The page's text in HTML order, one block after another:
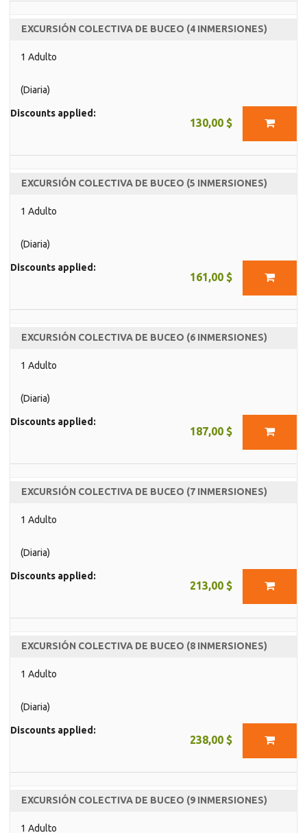
EXCURSIÓN COLECTIVA DE BUCEO (4 INMERSIONES)
1 Adulto
(Diaria)
130,00 $
Discounts applied:
EXCURSIÓN COLECTIVA DE BUCEO (5 INMERSIONES)
1 Adulto
(Diaria)
161,00 $
Discounts applied:
EXCURSIÓN COLECTIVA DE BUCEO (6 INMERSIONES)
1 Adulto
(Diaria)
187,00 $
Discounts applied:
EXCURSIÓN COLECTIVA DE BUCEO (7 INMERSIONES)
1 Adulto
(Diaria)
213,00 $
Discounts applied:
EXCURSIÓN COLECTIVA DE BUCEO (8 INMERSIONES)
1 Adulto
(Diaria)
238,00 $
Discounts applied:
EXCURSIÓN COLECTIVA DE BUCEO (9 INMERSIONES)
1 Adulto